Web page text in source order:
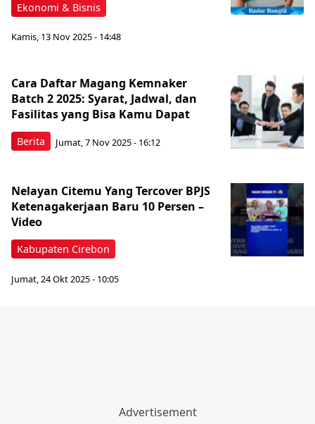
Ekonomi & Bisnis
Kamis, 13 Nov 2025 - 14:48
Berita
Cara Daftar Magang Kemnaker
Batch 2 2025: Syarat, Jadwal, dan
Fasilitas yang Bisa Kamu Dapat
Jumat, 7 Nov 2025 - 16:12
Kabupaten Cirebon
Nelayan Citemu Yang Tercover BPJS
Ketenagakerjaan Baru 10 Persen –
Video
Jumat, 24 Okt 2025 - 10:05